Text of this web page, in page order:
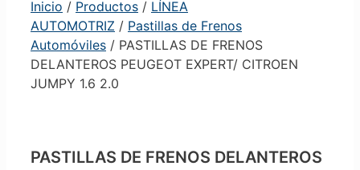
Inicio / Productos / LÍNEA
AUTOMOTRIZ / Pastillas de Frenos
Automóviles / PASTILLAS DE FRENOS
DELANTEROS PEUGEOT EXPERT/ CITROEN
JUMPY 1.6 2.0
PASTILLAS DE FRENOS DELANTEROS